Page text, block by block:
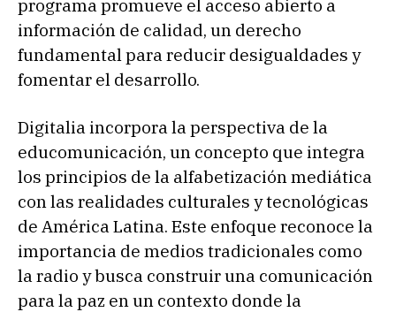
programa promueve el acceso abierto a
información de calidad, un derecho
fundamental para reducir desigualdades y
fomentar el desarrollo.
Digitalia incorpora la perspectiva de la
educomunicación, un concepto que integra
los principios de la alfabetización mediática
con las realidades culturales y tecnológicas
de América Latina. Este enfoque reconoce la
importancia de medios tradicionales como
la radio y busca construir una comunicación
para la paz en un contexto donde la